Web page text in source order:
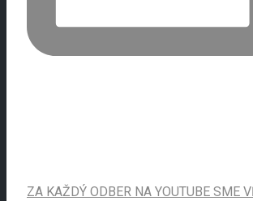
ZA KAŽDÝ ODBER NA YOUTUBE SME